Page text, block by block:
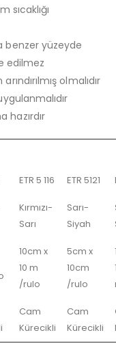
sıcaklığı
benzer yüzeyde
edilmez
olmalıdır
hazırdır
ETR 5 116 ETR 5121
Kırmızı-
Sarı
Sarı-
Siyah
10cm x
10 m
/rulo
5cm x
10cm
/rulo
Cam
Kürecikli
Cam
Kürecikli